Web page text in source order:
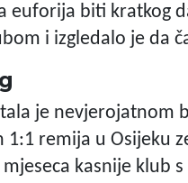
euforija biti kratkog
i izgledalo je da
je nevjerojatnom
1:1 remija u Osijeku
kasnije klub